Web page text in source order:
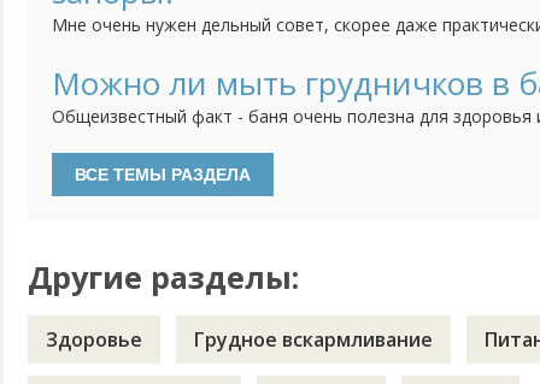
Мне очень нужен дельный совет, скорее даже
постоянно ставить клизмы. Но что делать? И как нам
Можно ли мыть грудничков в
Общеизвестный факт - баня очень полезна для здоровья
рождения. Лечили в бане кашель. Сейчас они обожают
вот внучку в баню не носим. Пытались. Она так жалобно
Другие разделы:
Здоровье Грудное вскармливание